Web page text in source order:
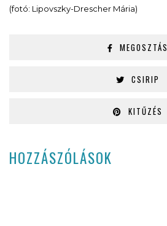
(fotó: Lipovszky-Drescher Mária)
MEGOSZTÁS
CSIRIP
KITŰZÉS
HOZZÁSZÓLÁSOK